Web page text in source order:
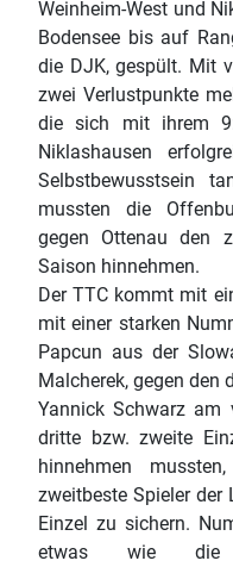
Weinheim-West und
Bodensee bis auf
die DJK, gespült. Mit
zwei Verlustpunkte
die sich mit ihrem
Niklashausen
Selbstbewusstsein
mussten die
gegen Ottenau den
Saison hinnehmen.
Der TTC kommt mit
mit einer starken
Papcun aus der
Malcherek, gegen den
Yannick Schwarz am
dritte bzw. zweite
hinnehmen
zweitbeste Spieler der
Einzel zu sichern.
etwas wie die